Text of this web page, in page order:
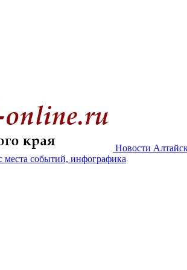
Новости
места событий, инфографика